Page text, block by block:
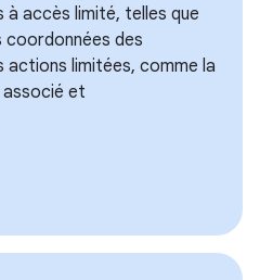
accès limité, telles que
des
actions limitées, comme la
associé et